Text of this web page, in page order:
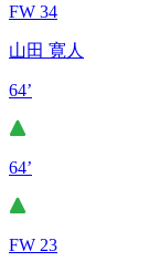
FW 34
山田 寛人
64’
64’
FW 23